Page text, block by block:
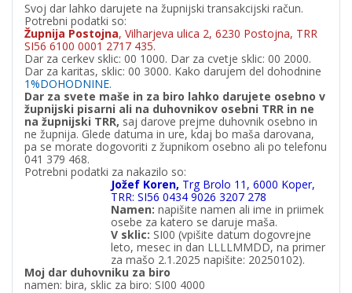
Svoj dar lahko darujete na župnijski transakcijski račun.
Potrebni podatki so:
Župnija Postojna, Vilharjeva ulica 2, 6230 Postojna, TRR
SI56 6100 0001 2717 435.
Dar za cerkev sklic: 00 1000. Dar za cvetje sklic: 00 2000.
Dar za karitas, sklic: 00 3000. Kako darujem del dohodnine
1%DOHODNINE.
Dar za svete maše in za biro lahko darujete osebno v
župnijski pisarni ali na duhovnikov osebni TRR in ne
na župnijski TRR, saj darove prejme duhovnik osebno in
ne župnija. Glede datuma in ure, kdaj bo maša darovana,
pa se morate dogovoriti z župnikom osebno ali po telefonu
041 379 468.
Potrebni podatki za nakazilo so:
Jožef Koren, Trg Brolo 11, 6000 Koper,
TRR: SI56 0434 9026 3207 278
Namen: napišite namen ali ime in priimek
osebe za katero se daruje maša.
V sklic: SI00 (vpišite datum dogovrejne
leto, mesec in dan LLLLMMDD, na primer
za mašo 2.1.2025 napišite: 20250102).
Moj dar duhovniku za biro
namen: bira, sklic za biro: SI00 4000